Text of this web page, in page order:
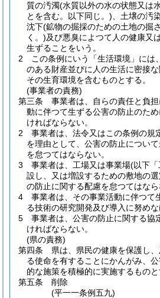
質の汚濁(水質以外の水の状態又は
とを含む。以下同じ。) 、土壌の汚
沈下(鉱物の掘採のための土地の掘
く。)及び悪臭によつて人の健康又
生ずることをいう。
2
この条例にいう「生活環境」には
のある財産並びに人の生活に密接
その生育環境を含むものとする。
(事業者の責務)
第三条
事業者は、自らの責任と負
動に伴つて生ずる公害の防止のた
ければならない。
2
事業者は、法令又はこの条例の規
を理由として、公害の防止につい
を怠つてはならない。
3
事業者は、工場又は事業場(以下「
設し、又は増設するための敷地の
の防止に関する配慮を怠つてはなら
4
事業者は、その事業活動に伴つて
る技術の研究開発及び導入に努めな
5
事業者は、公害の防止に関する協
ければならない。
(県の責務)
第四条
県は、県民の健康を保護し
る使命を有することにかんがみ、
的な施策を積極的に実施するものと
第五条
削除
(平一一条例五九)